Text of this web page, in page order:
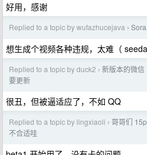
好用，感谢
Replied to a topic by wufazhucejava ›
想生成个视频各种违规，太难（
Replied to a topic by duck2 › 新版本的微
要更新
很丑，但被逼适应了，不如 QQ
Replied to a topic by lingxiaoli › 哥哥们
不合适哇